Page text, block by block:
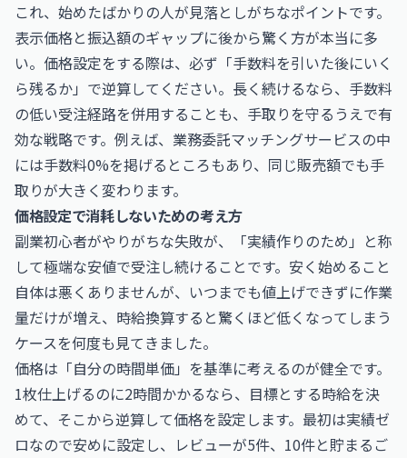
これ、始めたばかりの人が見落としがちなポイントです。
表示価格と振込額のギャップに後から驚く方が本当に多
い。価格設定をする際は、必ず「手数料を引いた後にいく
ら残るか」で逆算してください。長く続けるなら、手数料
の低い受注経路を併用することも、手取りを守るうえで有
効な戦略です。例えば、業務委託マッチングサービスの中
には手数料0%を掲げるところもあり、同じ販売額でも手
取りが大きく変わります。
価格設定で消耗しないための考え方
副業初心者がやりがちな失敗が、「実績作りのため」と称
して極端な安値で受注し続けることです。安く始めること
自体は悪くありませんが、いつまでも値上げできずに作業
量だけが増え、時給換算すると驚くほど低くなってしまう
ケースを何度も見てきました。
価格は「自分の時間単価」を基準に考えるのが健全です。
1枚仕上げるのに2時間かかるなら、目標とする時給を決
めて、そこから逆算して価格を設定します。最初は実績ゼ
ロなので安めに設定し、レビューが5件、10件と貯まるご